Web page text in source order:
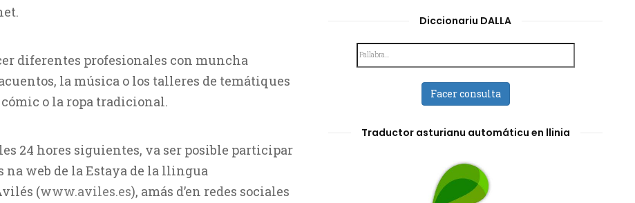
diferentes profesionales con muncha
la música o los talleres de temátiques
o la ropa tradicional.
24 hores siguientes, va ser posible participar
web de la Estaya de la llingua
(www.aviles.es), amás d’en redes sociales
Diccionariu DALLA
Facer consulta
Traductor asturianu automáticu en llinia